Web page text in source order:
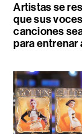
Artistas se
que sus
canciones
para entrenar